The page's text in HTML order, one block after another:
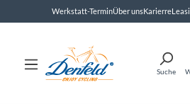
springenWerkstatt-TerminÜber unsKarierre
Suche